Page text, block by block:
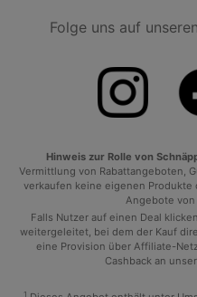
Folge uns auf
Hinweis zur Rolle von
Vermittlung von Rabattangeboten,
verkaufen keine eigenen
Angebote
Falls Nutzer auf einen Deal
weitergeleitet, bei dem der Kauf
eine Provision über Affiliate-
Cashback an
1